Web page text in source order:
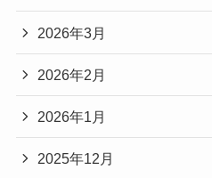
2026年3月
2026年2月
2026年1月
2025年12月